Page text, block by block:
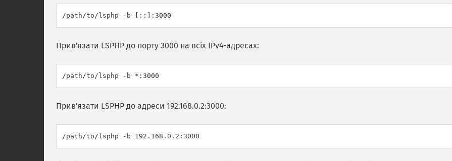
Прив'язати LSPHP до порту 3000 на всіх IPv4-адресах:
Прив'язати LSPHP до адреси 192.168.0.2:3000: